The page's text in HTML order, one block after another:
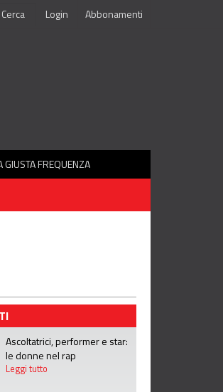
Login Abbonamenti
GIUSTA FREQUENZA
Ascoltatrici, performer e star:
le donne nel rap
Leggi tutto